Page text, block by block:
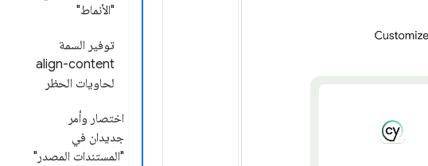
"الأنماط"
توفير السمة
align-content
لحاويات الحظر
اختصار وأمر
جديدان في
"المستندات المصدر"